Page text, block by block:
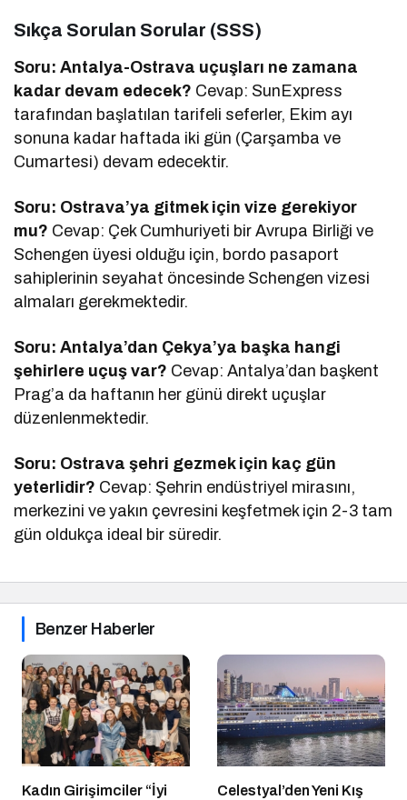
Sıkça Sorulan Sorular (SSS)
Soru: Antalya-Ostrava uçuşları ne zamana
kadar devam edecek? Cevap: SunExpress
tarafından başlatılan tarifeli seferler, Ekim ayı
sonuna kadar haftada iki gün (Çarşamba ve
Cumartesi) devam edecektir.
Soru: Ostrava’ya gitmek için vize gerekiyor
mu? Cevap: Çek Cumhuriyeti bir Avrupa Birliği ve
Schengen üyesi olduğu için, bordo pasaport
sahiplerinin seyahat öncesinde Schengen vizesi
almaları gerekmektedir.
Soru: Antalya’dan Çekya’ya başka hangi
şehirlere uçuş var? Cevap: Antalya’dan başkent
Prag’a da haftanın her günü direkt uçuşlar
düzenlenmektedir.
Soru: Ostrava şehri gezmek için kaç gün
yeterlidir? Cevap: Şehrin endüstriyel mirasını,
merkezini ve yakın çevresini keşfetmek için 2-3 tam
gün oldukça ideal bir süredir.
Benzer Haberler
Kadın Girişimciler “İyi
Celestyal’den Yeni Kış